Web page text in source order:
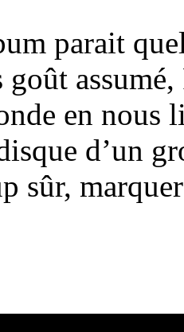
parait
goût
en nous
d’un
sûr,